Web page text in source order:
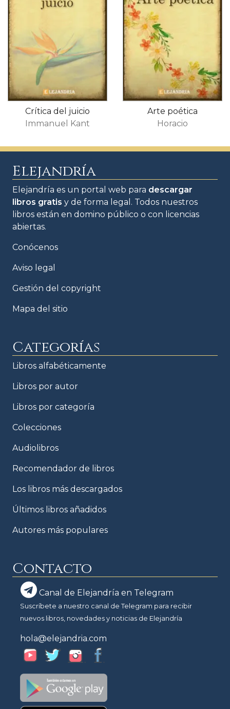
Crítica del juicio
Immanuel Kant
Arte poética
Horacio
Elejandría
Elejandría es un portal web para descargar
libros gratis y de forma legal. Todos nuestros
libros están en domino público o con licencias
abiertas.
Conócenos
Aviso legal
Gestión del copyright
Mapa del sitio
Categorías
Libros alfabéticamente
Libros por autor
Libros por categoría
Colecciones
Audiolibros
Recomendador de libros
Los libros más descargados
Últimos libros añadidos
Autores más populares
Contacto
Canal de Elejandría en Telegram
Suscríbete a nuestro canal de Telegram para recibir
nuevos libros, novedades y noticias de Elejandría
hola@elejandria.com